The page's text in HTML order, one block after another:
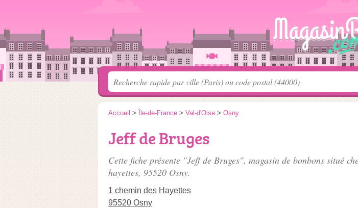
Accueil > Île-de-France > Val-d'Oise > Osny
Jeff de Bruges
Cette fiche présente "Jeff de Bruges", magasin de bonbons situé
hayettes, 95520 Osny.
1 chemin des Hayettes
95520 Osny